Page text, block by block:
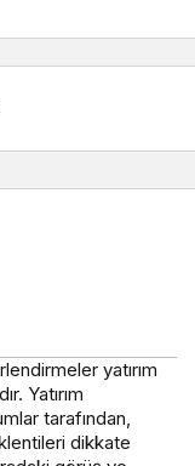
yatırım
Yatırım
tarafından,
dikkate